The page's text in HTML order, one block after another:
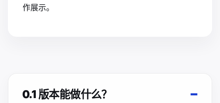
作展示。
0.1 版本能做什么？